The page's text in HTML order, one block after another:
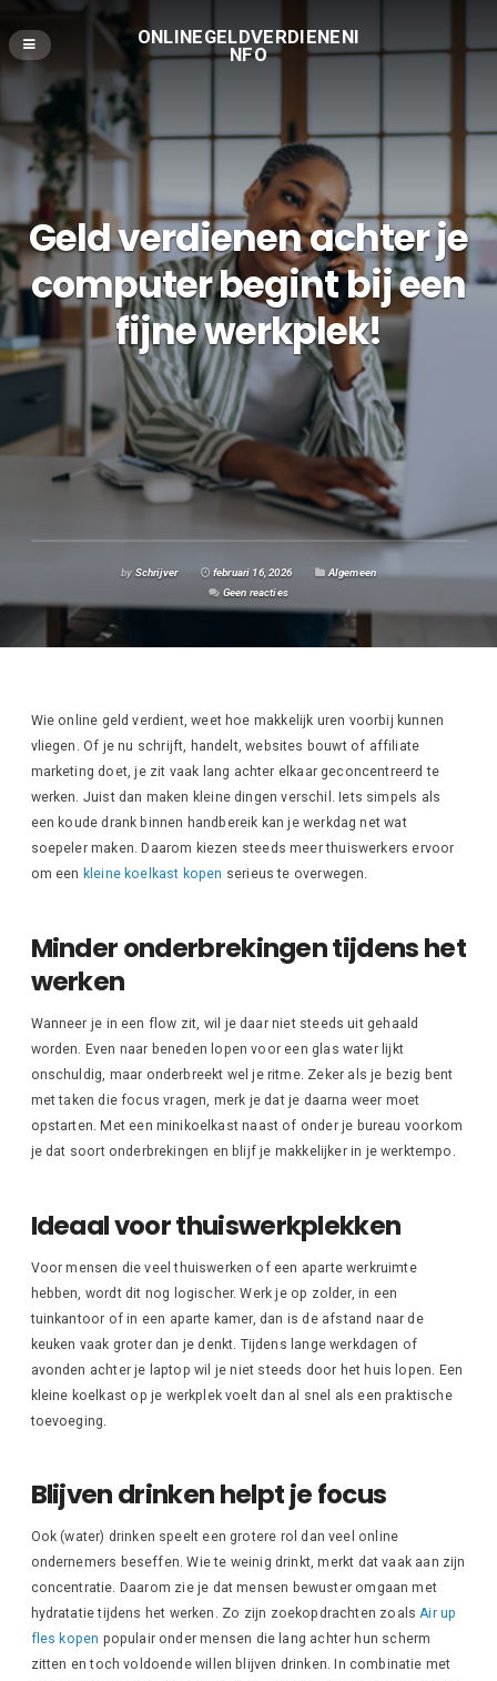
ONLINEGELDVERDIENENI
NFO
Geld verdienen achter je
computer begint bij een
fijne werkplek!
by Schrijver februari 16, 2026
Algemeen
Geen reacties
Wie online geld verdient, weet hoe makkelijk uren voorbij kunnen
vliegen. Of je nu schrijft, handelt, websites bouwt of affiliate
marketing doet, je zit vaak lang achter elkaar geconcentreerd te
werken. Juist dan maken kleine dingen verschil. Iets simpels als
een koude drank binnen handbereik kan je werkdag net wat
soepeler maken. Daarom kiezen steeds meer thuiswerkers ervoor
om een kleine koelkast kopen serieus te overwegen.
Minder onderbrekingen tijdens het
werken
Wanneer je in een flow zit, wil je daar niet steeds uit gehaald
worden. Even naar beneden lopen voor een glas water lijkt
onschuldig, maar onderbreekt wel je ritme. Zeker als je bezig bent
met taken die focus vragen, merk je dat je daarna weer moet
opstarten. Met een minikoelkast naast of onder je bureau voorkom
je dat soort onderbrekingen en blijf je makkelijker in je werktempo.
Ideaal voor thuiswerkplekken
Voor mensen die veel thuiswerken of een aparte werkruimte
hebben, wordt dit nog logischer. Werk je op zolder, in een
tuinkantoor of in een aparte kamer, dan is de afstand naar de
keuken vaak groter dan je denkt. Tijdens lange werkdagen of
avonden achter je laptop wil je niet steeds door het huis lopen. Een
kleine koelkast op je werkplek voelt dan al snel als een praktische
toevoeging.
Blijven drinken helpt je focus
Ook (water) drinken speelt een grotere rol dan veel online
ondernemers beseffen. Wie te weinig drinkt, merkt dat vaak aan zijn
concentratie. Daarom zie je dat mensen bewuster omgaan met
hydratatie tijdens het werken. Zo zijn zoekopdrachten zoalsAir up
fles kopen populair onder mensen die lang achter hun scherm
zitten en toch voldoende willen blijven drinken. In combinatie met